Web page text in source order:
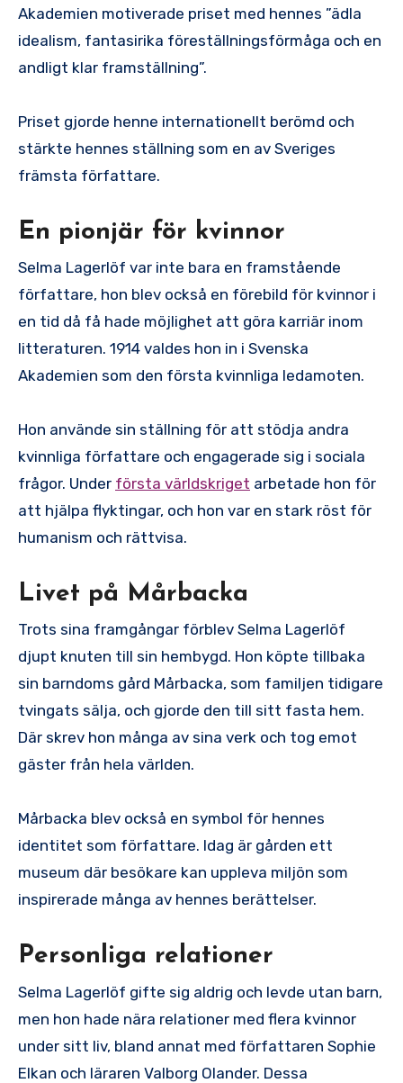
Akademien motiverade priset med hennes ”ädla
idealism, fantasirika föreställningsförmåga och en
andligt klar framställning”.
Priset gjorde henne internationellt berömd och
stärkte hennes ställning som en av Sveriges
främsta författare.
En pionjär för kvinnor
Selma Lagerlöf var inte bara en framstående
författare, hon blev också en förebild för kvinnor i
en tid då få hade möjlighet att göra karriär inom
litteraturen. 1914 valdes hon in i Svenska
Akademien som den första kvinnliga ledamoten.
Hon använde sin ställning för att stödja andra
kvinnliga författare och engagerade sig i sociala
frågor. Under första världskriget arbetade hon för
att hjälpa flyktingar, och hon var en stark röst för
humanism och rättvisa.
Livet på Mårbacka
Trots sina framgångar förblev Selma Lagerlöf
djupt knuten till sin hembygd. Hon köpte tillbaka
sin barndoms gård Mårbacka, som familjen tidigare
tvingats sälja, och gjorde den till sitt fasta hem.
Där skrev hon många av sina verk och tog emot
gäster från hela världen.
Mårbacka blev också en symbol för hennes
identitet som författare. Idag är gården ett
museum där besökare kan uppleva miljön som
inspirerade många av hennes berättelser.
Personliga relationer
Selma Lagerlöf gifte sig aldrig och levde utan barn,
men hon hade nära relationer med flera kvinnor
under sitt liv, bland annat med författaren Sophie
Elkan och läraren Valborg Olander. Dessa